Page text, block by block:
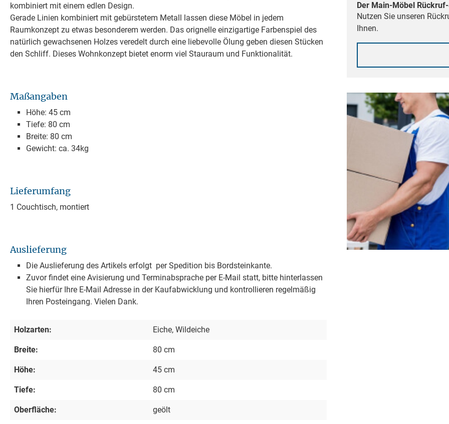
kombiniert mit einem edlen Design.
Gerade Linien kombiniert mit gebürstetem Metall lassen diese Möbel in jedem
Raumkonzept zu etwas besonderem werden. Das orignelle einzigartige Farbenspiel des
natürlich gewachsenen Holzes veredelt durch eine liebevolle Ölung geben diesen Stücken
den Schliff. Dieses Wohnkonzept bietet enorm viel Stauraum und Funktionalität.
Maßangaben
Höhe: 45 cm
Tiefe: 80 cm
Breite: 80 cm
Gewicht: ca. 34kg
Lieferumfang
1 Couchtisch, montiert
Auslieferung
Die Auslieferung des Artikels erfolgt per Spedition bis Bordsteinkante.
Zuvor findet eine Avisierung und Terminabsprache per E-Mail statt, bitte hinterlassen
Sie hierfür Ihre E-Mail Adresse in der Kaufabwicklung und kontrollieren regelmäßig
Ihren Posteingang. Vielen Dank.
Holzarten: Eiche, Wildeiche
Breite: 80 cm
Höhe: 45 cm
Tiefe: 80 cm
Oberfläche: geölt
Der Main-Möbel
Nutzen Sie unseren
Ihnen.